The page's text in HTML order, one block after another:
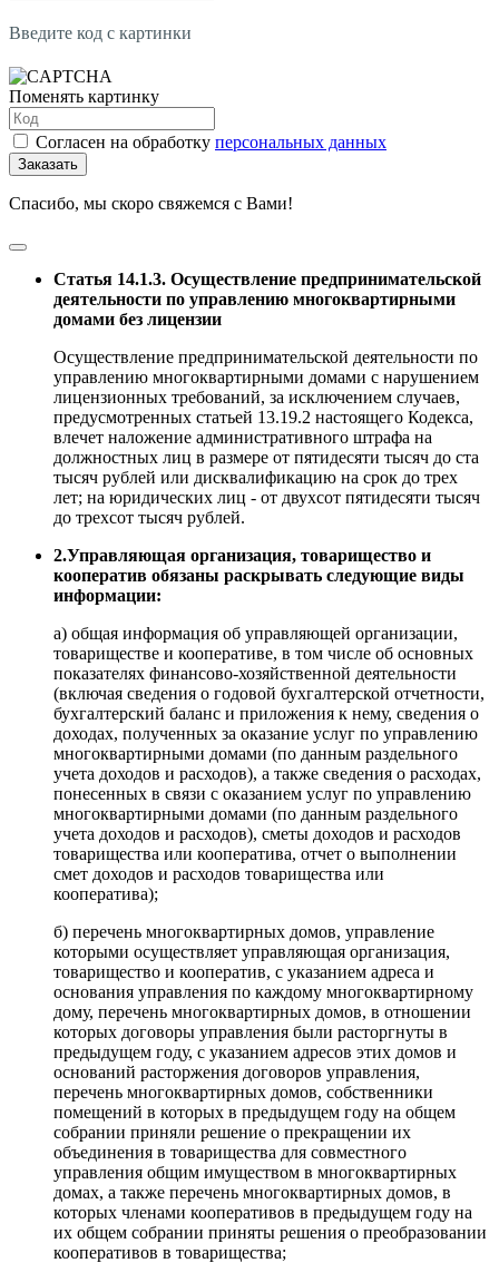
Введите код с картинки
Поменять картинку
Согласен на обработку персональных данных
Заказать
Спасибо, мы скоро свяжемся с Вами!
Статья 14.1.3. Осуществление предпринимательской
деятельности по управлению многоквартирными
домами без лицензии
Осуществление предпринимательской деятельности по
управлению многоквартирными домами с нарушением
лицензионных требований, за исключением случаев,
предусмотренных статьей 13.19.2 настоящего Кодекса,
влечет наложение административного штрафа на
должностных лиц в размере от пятидесяти тысяч до ста
тысяч рублей или дисквалификацию на срок до трех
лет; на юридических лиц - от двухсот пятидесяти тысяч
до трехсот тысяч рублей.
2.Управляющая организация, товарищество и
кооператив обязаны раскрывать следующие виды
информации:
а) общая информация об управляющей организации,
товариществе и кооперативе, в том числе об основных
показателях финансово-хозяйственной деятельности
(включая сведения о годовой бухгалтерской отчетности,
бухгалтерский баланс и приложения к нему, сведения о
доходах, полученных за оказание услуг по управлению
многоквартирными домами (по данным раздельного
учета доходов и расходов), а также сведения о расходах,
понесенных в связи с оказанием услуг по управлению
многоквартирными домами (по данным раздельного
учета доходов и расходов), сметы доходов и расходов
товарищества или кооператива, отчет о выполнении
смет доходов и расходов товарищества или
кооператива);
б) перечень многоквартирных домов, управление
которыми осуществляет управляющая организация,
товарищество и кооператив, с указанием адреса и
основания управления по каждому многоквартирному
дому, перечень многоквартирных домов, в отношении
которых договоры управления были расторгнуты в
предыдущем году, с указанием адресов этих домов и
оснований расторжения договоров управления,
перечень многоквартирных домов, собственники
помещений в которых в предыдущем году на общем
собрании приняли решение о прекращении их
объединения в товарищества для совместного
управления общим имуществом в многоквартирных
домах, а также перечень многоквартирных домов, в
которых членами кооперативов в предыдущем году на
их общем собрании приняты решения о преобразовании
кооперативов в товарищества;